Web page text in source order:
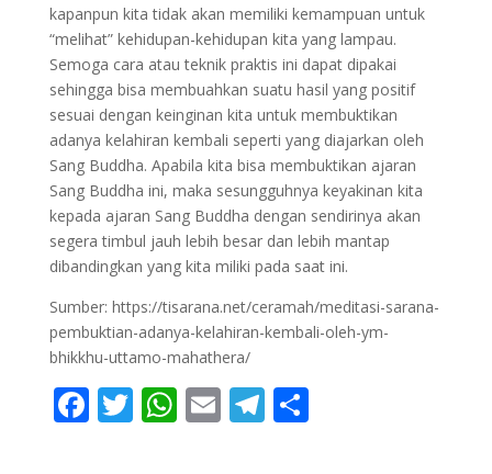
kapanpun kita tidak akan memiliki kemampuan untuk
“melihat” kehidupan-kehidupan kita yang lampau.
Semoga cara atau teknik praktis ini dapat dipakai
sehingga bisa membuahkan suatu hasil yang positif
sesuai dengan keinginan kita untuk membuktikan
adanya kelahiran kembali seperti yang diajarkan oleh
Sang Buddha. Apabila kita bisa membuktikan ajaran
Sang Buddha ini, maka sesungguhnya keyakinan kita
kepada ajaran Sang Buddha dengan sendirinya akan
segera timbul jauh lebih besar dan lebih mantap
dibandingkan yang kita miliki pada saat ini.
Sumber: https://tisarana.net/ceramah/meditasi-sarana-
pembuktian-adanya-kelahiran-kembali-oleh-ym-
bhikkhu-uttamo-mahathera/
F T W E T S